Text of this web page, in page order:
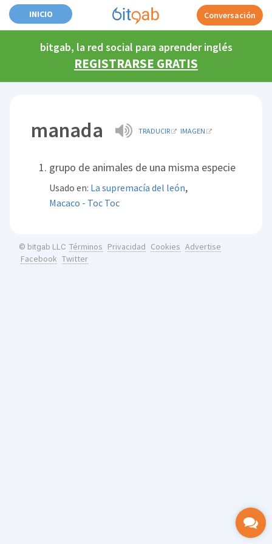
INICIO Conversación
bitgab, la red social para aprender inglés
REGISTRARSE GRATIS
manada TRADUCIR IMAGEN
grupo de animales de una misma especie
Usado en: La supremacía del león,
Macaco - Toc Toc
© bitgab LLC Términos Privacidad Cookies Advertise
Facebook Twitter